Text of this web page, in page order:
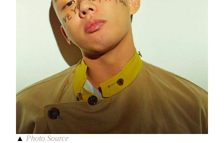
▲ Photo Source